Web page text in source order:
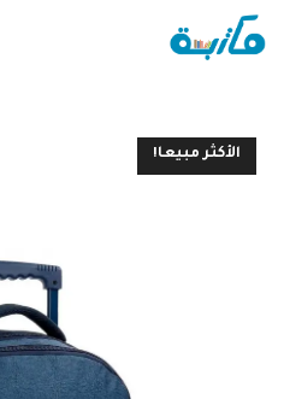
الأكثر مبيعا!